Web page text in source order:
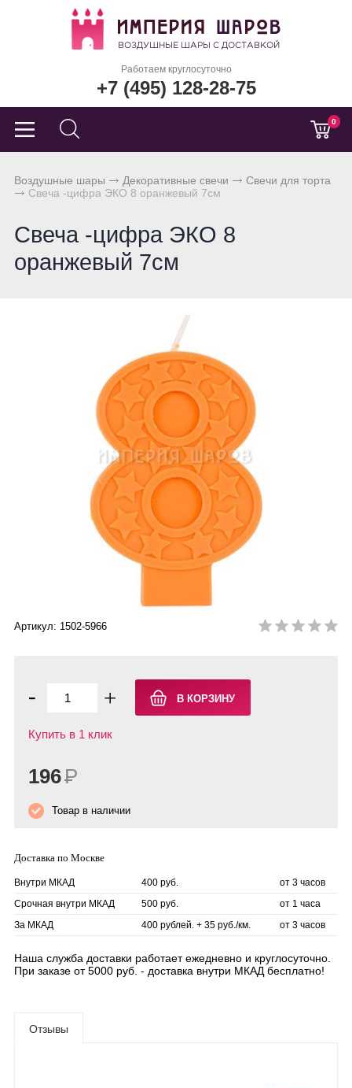
Работаем круглосуточно
+7 (495) 128-28-75
0
Воздушные шары Декоративные свечи
Свечи для торта
Свеча -цифра ЭКО 8 оранжевый 7см
Свеча -цифра ЭКО 8
оранжевый 7см
Артикул: 1502-5966
- +
Купить в 1 клик
196Р
Товар в наличии
Доставка по Москве
Внутри МКАД 400 руб.
от 3 часов
Срочная внутри МКАД
500 руб.
от 1 часа
За МКАД
400 рублей. + 35 руб./км. от 3 часов
Наша служба доставки работает ежедневно и круглосуточно.
При заказе от 5000 руб. - доставка внутри МКАД бесплатно!
Отзывы